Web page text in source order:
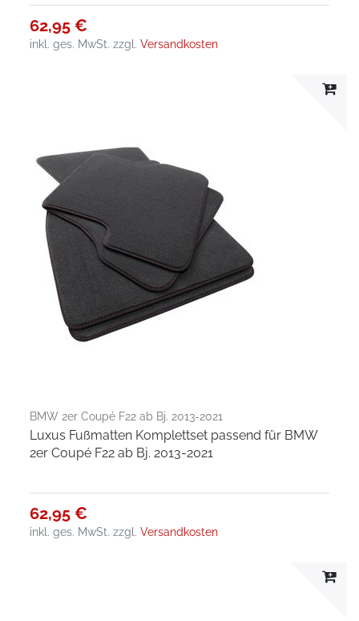
62,95 €
inkl. ges. MwSt. zzgl.Versandkosten
BMW 2er Coupé F22 ab Bj. 2013-2021
Luxus Fußmatten Komplettset passend für BMW
2er Coupé F22 ab Bj. 2013-2021
62,95 €
inkl. ges. MwSt. zzgl.Versandkosten